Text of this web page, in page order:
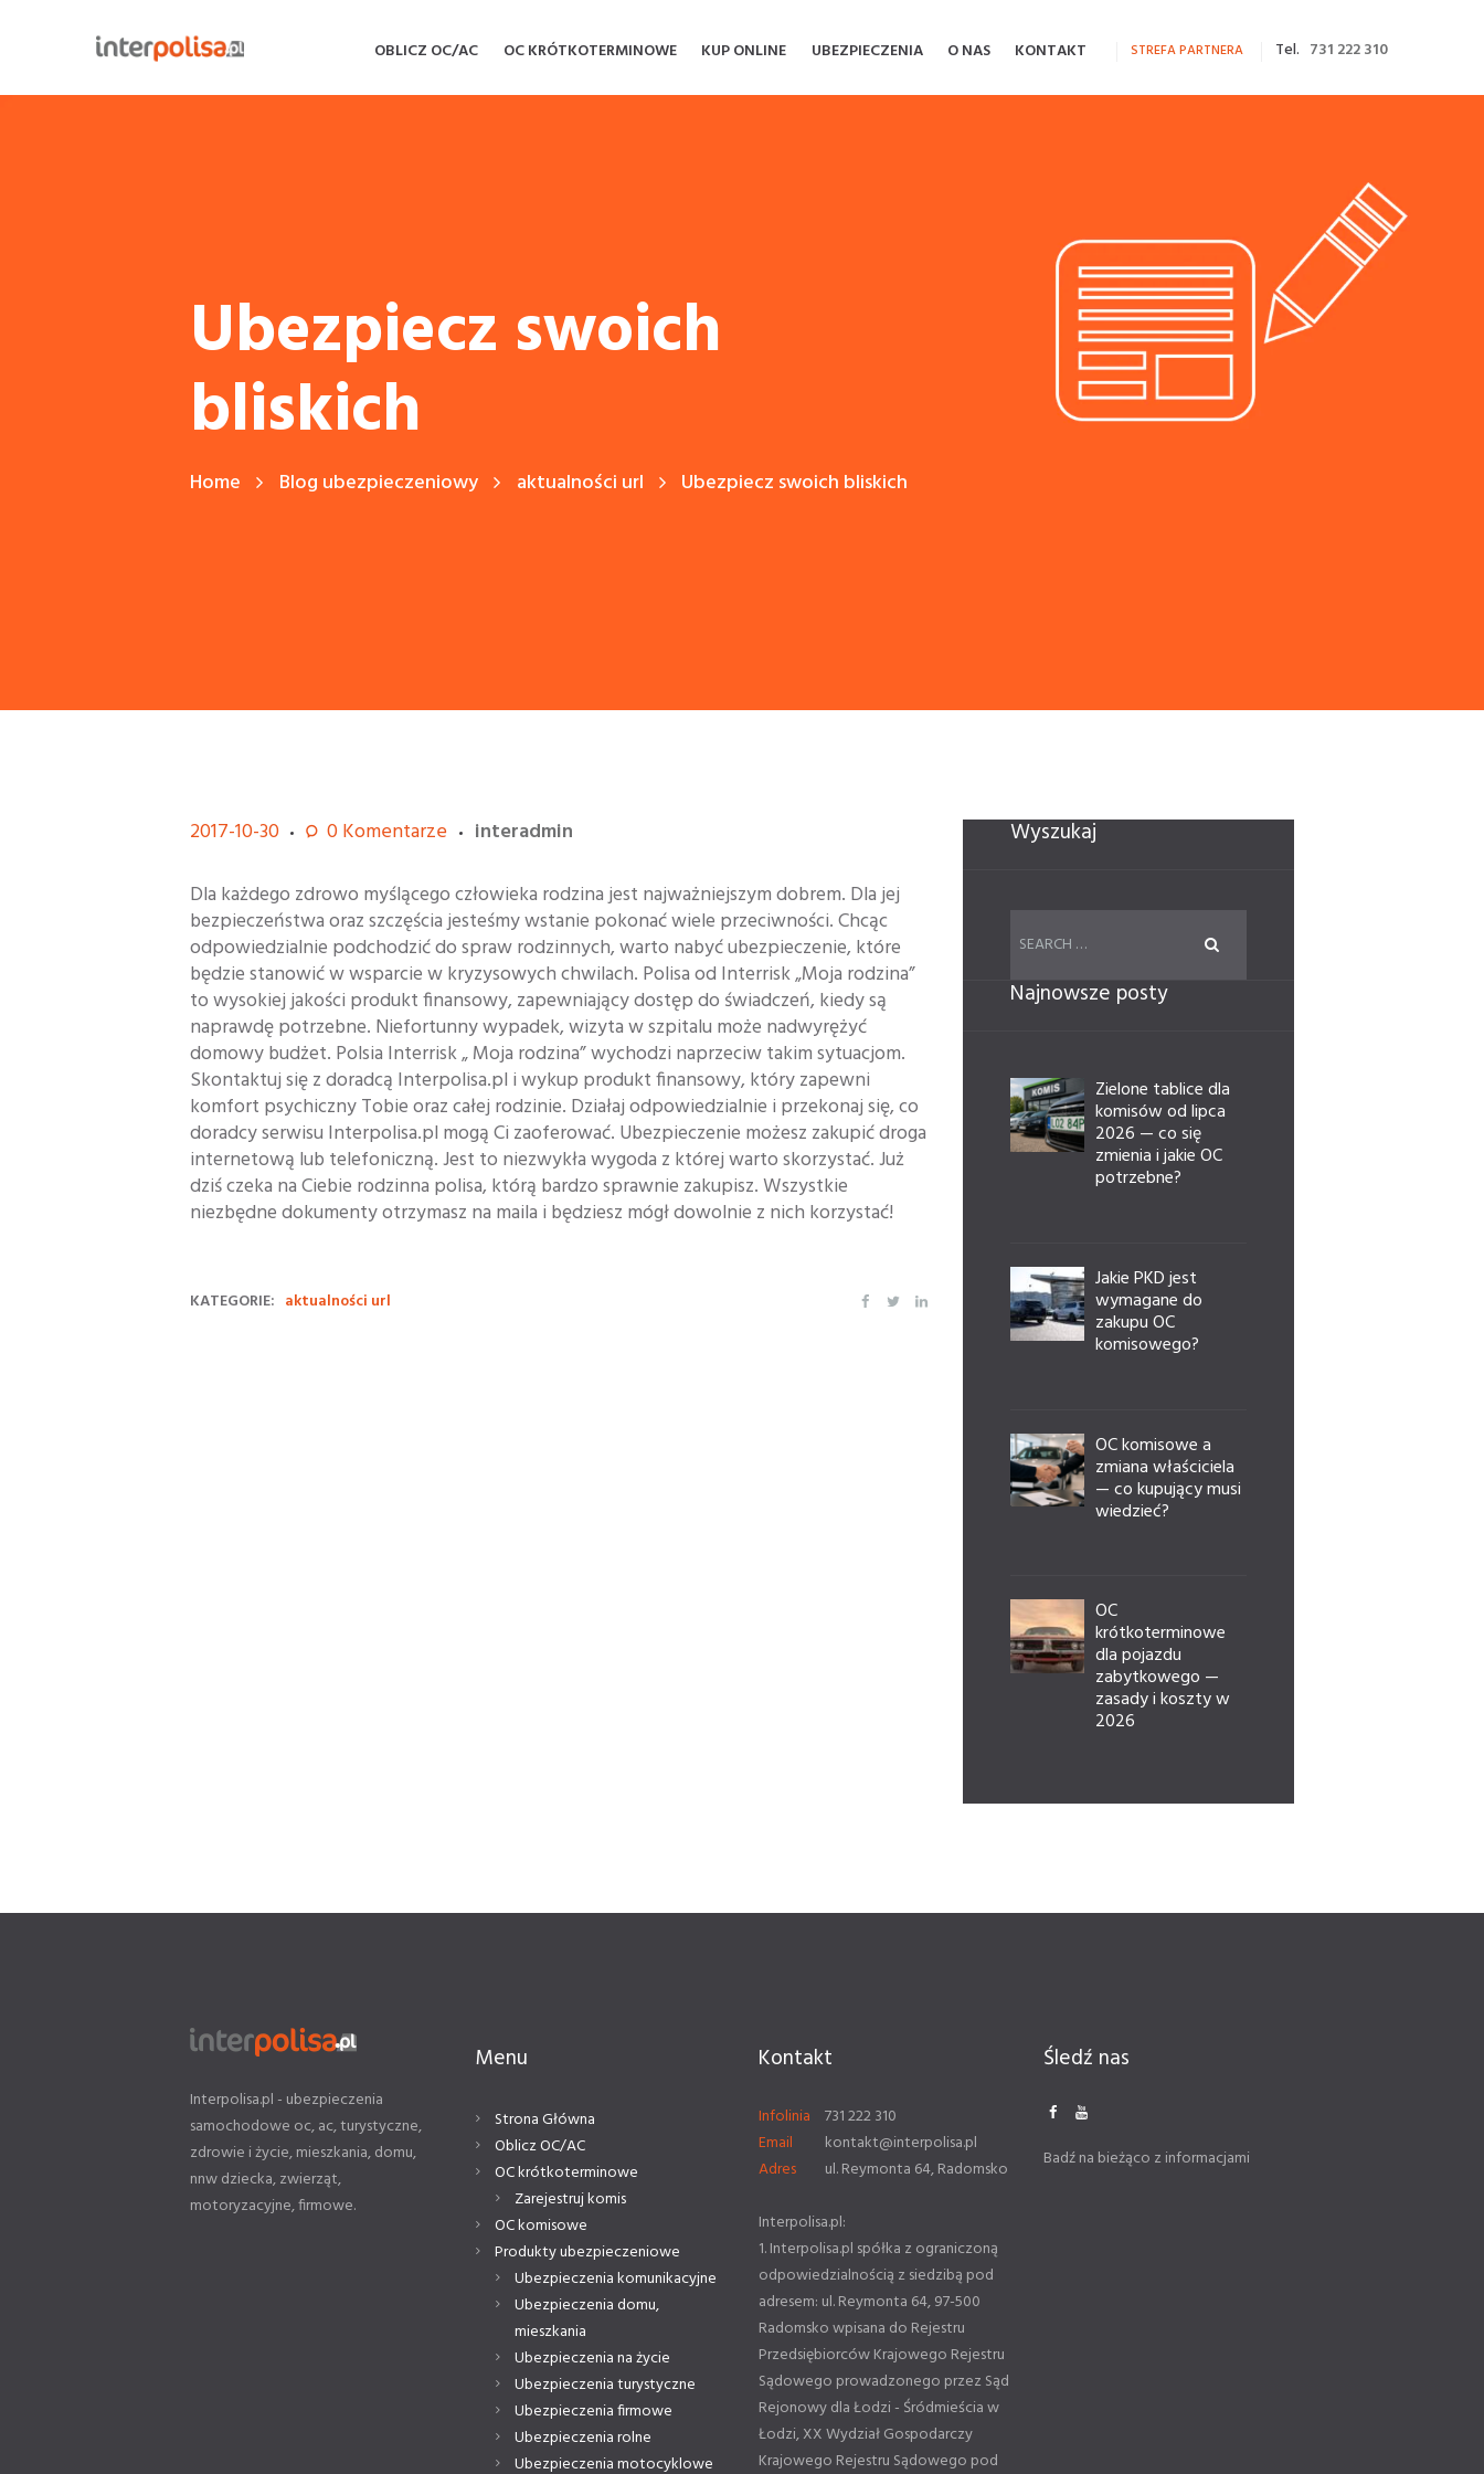
OBLICZ OC/AC OC KRÓTKOTERMINOWE KUP ONLINE UBEZPIECZENIA O NAS KONTAKT Tel. 731 222 310
STREFA PARTNERA
Ubezpiecz swoich
bliskich
Home Blog ubezpieczeniowy aktualności url Ubezpiecz swoich bliskich
2017-10-30 0Komentarze
interadmin
Dla każdego zdrowo myślącego człowieka rodzina jest najważniejszym dobrem. Dla jej
bezpieczeństwa oraz szczęścia jesteśmy wstanie pokonać wiele przeciwności. Chcąc
odpowiedzialnie podchodzić do spraw rodzinnych, warto nabyć ubezpieczenie, które
będzie stanowić w wsparcie w kryzysowych chwilach. Polisa od Interrisk „Moja rodzina”
to wysokiej jakości produkt finansowy, zapewniający dostęp do świadczeń, kiedy są
naprawdę potrzebne. Niefortunny wypadek, wizyta w szpitalu może nadwyrężyć
domowy budżet. Polsia Interrisk „ Moja rodzina” wychodzi naprzeciw takim sytuacjom.
Skontaktuj się z doradcą Interpolisa.pl i wykup produkt finansowy, który zapewni
komfort psychiczny Tobie oraz całej rodzinie. Działaj odpowiedzialnie i przekonaj się, co
doradcy serwisu Interpolisa.pl mogą Ci zaoferować. Ubezpieczenie możesz zakupić droga
internetową lub telefoniczną. Jest to niezwykła wygoda z której warto skorzystać. Już
dziś czeka na Ciebie rodzinna polisa, którą bardzo sprawnie zakupisz. Wszystkie
niezbędne dokumenty otrzymasz na maila i będziesz mógł dowolnie z nich korzystać!
KATEGORIE: aktualności url
Wyszukaj
Najnowsze posty
Zielone tablice dla
komisów od lipca
2026 — co się
zmienia i jakie OC
potrzebne?
Jakie PKD jest
wymagane do
zakupu OC
komisowego?
OC komisowe a
zmiana właściciela
— co kupujący musi
wiedzieć?
OC
krótkoterminowe
dla pojazdu
zabytkowego —
zasady i koszty w
2026
Interpolisa.pl - ubezpieczenia
samochodowe oc, ac, turystyczne,
zdrowie i życie, mieszkania, domu,
nnw dziecka, zwierząt,
motoryzacyjne, firmowe.
Menu
Strona Główna
Oblicz OC/AC
OC krótkoterminowe
Zarejestruj komis
OC komisowe
Produkty ubezpieczeniowe
Ubezpieczenia komunikacyjne
Ubezpieczenia domu,
mieszkania
Ubezpieczenia na życie
Ubezpieczenia turystyczne
Ubezpieczenia firmowe
Ubezpieczenia rolne
Ubezpieczenia motocyklowe
Kontakt
Infolinia
731 222 310
Email
kontakt@interpolisa.pl
Adres
ul. Reymonta 64, Radomsko
Interpolisa.pl:
1. Interpolisa.pl spółka z ograniczoną
odpowiedzialnością z siedzibą pod
adresem: ul. Reymonta 64, 97-500
Radomsko wpisana do Rejestru
Przedsiębiorców Krajowego Rejestru
Sądowego prowadzonego przez Sąd
Rejonowy dla Łodzi - Śródmieścia w
Łodzi, XX Wydział Gospodarczy
Krajowego Rejestru Sądowego pod
Śledź nas
Badź na bieżąco z informacjami